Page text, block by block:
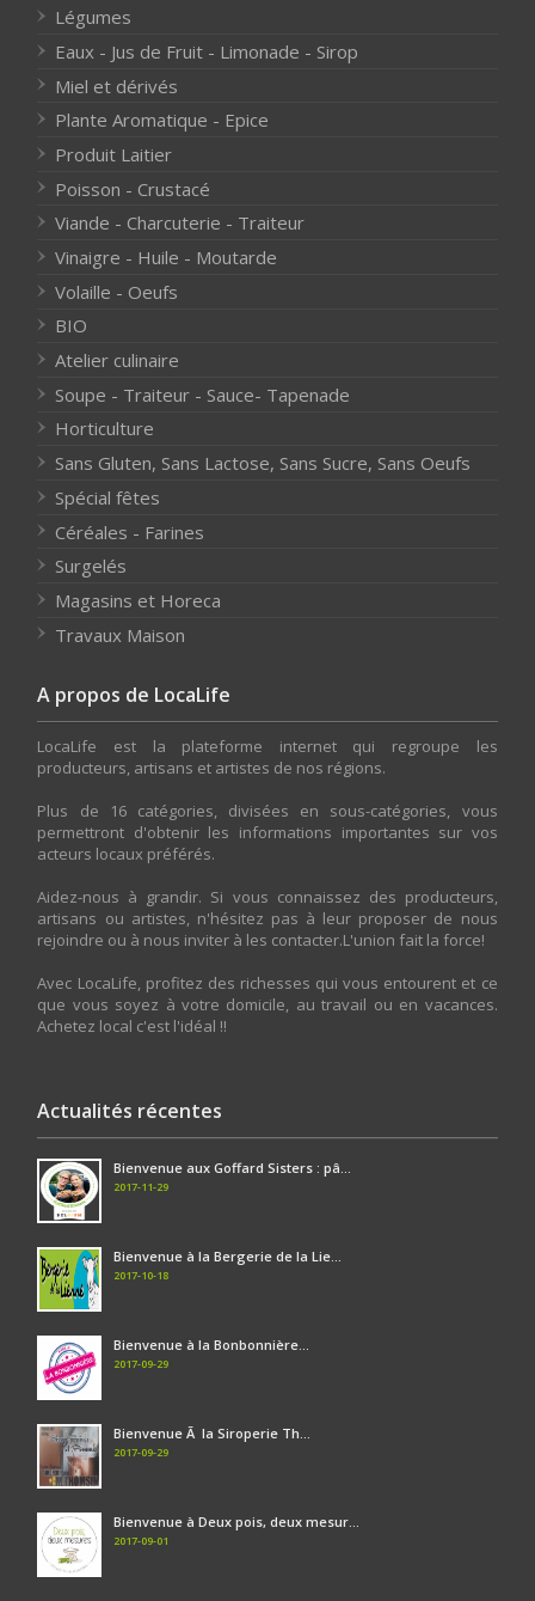
Légumes
Eaux - Jus de Fruit - Limonade - Sirop
Miel et dérivés
Plante Aromatique - Epice
Produit Laitier
Poisson - Crustacé
Viande - Charcuterie - Traiteur
Vinaigre - Huile - Moutarde
Volaille - Oeufs
BIO
Atelier culinaire
Soupe - Traiteur - Sauce- Tapenade
Horticulture
Sans Gluten, Sans Lactose, Sans Sucre, Sans Oeufs
Spécial fêtes
Céréales - Farines
Surgelés
Magasins et Horeca
Travaux Maison
A propos de LocaLife
LocaLife est la plateforme internet qui regroupe les
producteurs, artisans et artistes de nos régions.
Plus de 16 catégories, divisées en sous-catégories, vous
permettront d'obtenir les informations importantes sur vos
acteurs locaux préférés.
Aidez-nous à grandir. Si vous connaissez des producteurs,
artisans ou artistes, n'hésitez pas à leur proposer de nous
rejoindre ou à nous inviter à les contacter.L'union fait la force!
Avec LocaLife, profitez des richesses qui vous entourent et ce
que vous soyez à votre domicile, au travail ou en vacances.
Achetez local c'est l'idéal !!
Actualités récentes
Bienvenue aux Goffard Sisters : pâ...
2017-11-29
Bienvenue à la Bergerie de la Lie...
2017-10-18
Bienvenue à la Bonbonnière...
2017-09-29
Bienvenue Ã la Siroperie Th...
2017-09-29
Bienvenue à Deux pois, deux mesur...
2017-09-01